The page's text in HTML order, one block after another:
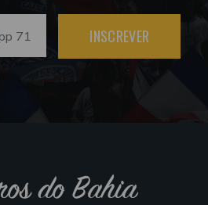
INSCREVER
do Bahia